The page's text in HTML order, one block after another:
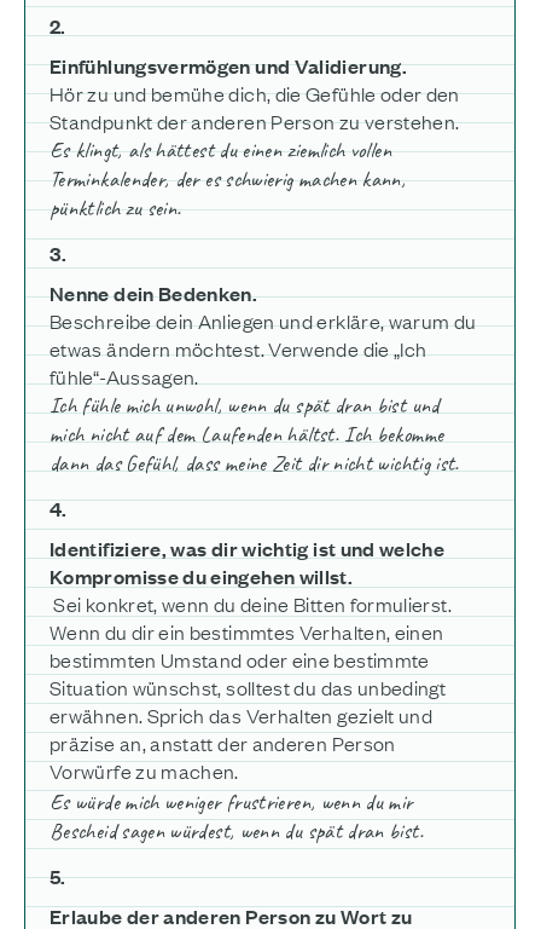
2.
Einfühlungsvermögen und Validierung.
Hör zu und bemühe dich, die Gefühle oder den
Standpunkt der anderen Person zu verstehen.
Es klingt, als hättest du einen ziemlich vollen
Terminkalender, der es schwierig machen kann,
pünktlich zu sein.
3.
Nenne dein Bedenken.
Beschreibe dein Anliegen und erkläre, warum du
etwas ändern möchtest. Verwende die „Ich
fühle“-Aussagen.
Ich fühle mich unwohl, wenn du spät dran bist und
mich nicht auf dem Laufenden hältst. Ich bekomme
dann das Gefühl, dass meine Zeit dir nicht wichtig ist.
4.
Identifiziere, was dir wichtig ist und welche
Kompromisse du eingehen willst.
Sei konkret, wenn du deine Bitten formulierst.
Wenn du dir ein bestimmtes Verhalten, einen
bestimmten Umstand oder eine bestimmte
Situation wünschst, solltest du das unbedingt
erwähnen. Sprich das Verhalten gezielt und
präzise an, anstatt der anderen Person
Vorwürfe zu machen.
Es würde mich weniger frustrieren, wenn du mir
Bescheid sagen würdest, wenn du spät dran bist.
5.
Erlaube der anderen Person zu Wort zu